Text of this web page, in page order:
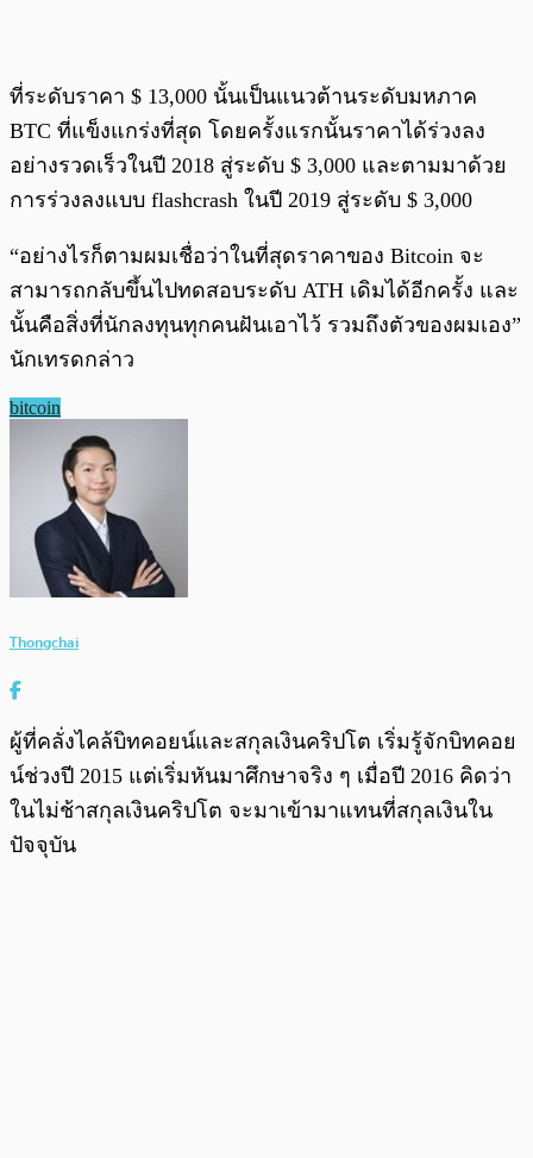
ที่ระดับราคา $ 13,000 นั้นเป็นแนวต้านระดับมหภาค
BTC ที่แข็งแกร่งที่สุด โดยครั้งแรกนั้นราคาได้ร่วงลง
อย่างรวดเร็วในปี 2018 สู่ระดับ $ 3,000 และตามมาด้วย
การร่วงลงแบบ flashcrash ในปี 2019 สู่ระดับ $ 3,000
“อย่างไรก็ตามผมเชื่อว่าในที่สุดราคาของ Bitcoin จะ
สามารถกลับขึ้นไปทดสอบระดับ ATH เดิมได้อีกครั้ง และ
นั้นคือสิ่งที่นักลงทุนทุกคนฝันเอาไว้ รวมถึงตัวของผมเอง”
นักเทรดกล่าว
bitcoin
Thongchai
ผู้ที่คลั่งไคล้บิทคอยน์และสกุลเงินคริปโต เริ่มรู้จักบิทคอย
น์ช่วงปี 2015 แต่เริ่มหันมาศึกษาจริง ๆ เมื่อปี 2016 คิดว่า
ในไม่ช้าสกุลเงินคริปโต จะมาเข้ามาแทนที่สกุลเงินใน
ปัจจุบัน